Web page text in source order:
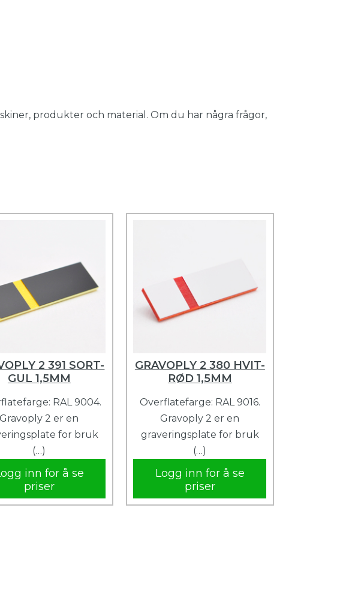
produkter och material. Om du har några frågor,
2 391 SORT-
GUL 1,5MM
RAL 9004.
Gravoply 2 er en
for bruk
(…)
inn for å se
priser
GRAVOPLY 2 380 HVIT-
RØD 1,5MM
Overflatefarge: RAL 9016.
Gravoply 2 er en
graveringsplate for bruk
(…)
Logg inn for å se
priser